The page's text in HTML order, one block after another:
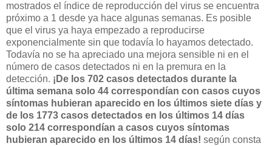
mostrados el índice de reproducción del virus se encuentra
próximo a 1 desde ya hace algunas semanas. Es posible
que el virus ya haya empezado a reproducirse
exponencialmente sin que todavía lo hayamos detectado.
Todavía no se ha apreciado una mejora sensible ni en el
número de casos detectados ni en la premura en la
detección. ¡De los 702 casos detectados durante la
última semana solo 44 correspondían con casos cuyos
síntomas hubieran aparecido en los últimos siete días y
de los 1773 casos detectados en los últimos 14 días
solo 214 correspondían a casos cuyos síntomas
hubieran aparecido en los últimos 14 días! según consta